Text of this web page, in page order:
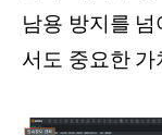
남용 방지를
서도 중요한